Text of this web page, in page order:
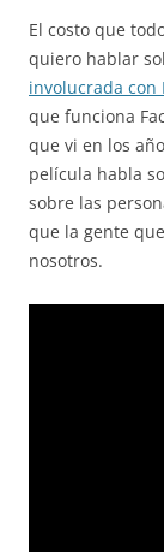
El costo que
quiero hablar
involucrada con
que funciona
que vi en los
película habla
sobre las
que la gente
nosotros.